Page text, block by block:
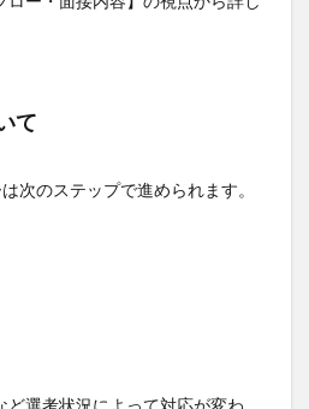
て
次のステップで進められます。
選考状況によって対応が変わ